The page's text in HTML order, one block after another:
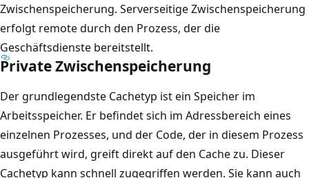
Zwischenspeicherung. Serverseitige Zwischenspeicherung
erfolgt remote durch den Prozess, der die
Geschäftsdienste bereitstellt.
Private Zwischenspeicherung
Der grundlegendste Cachetyp ist ein Speicher im
Arbeitsspeicher. Er befindet sich im Adressbereich eines
einzelnen Prozesses, und der Code, der in diesem Prozess
ausgeführt wird, greift direkt auf den Cache zu. Dieser
Cachetyp kann schnell zugegriffen werden. Sie kann auch